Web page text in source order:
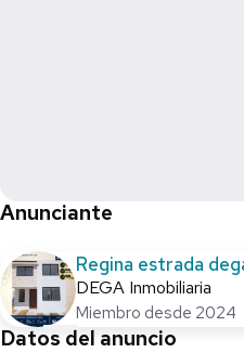
Anunciante
Regina estrada
DEGA Inmobiliaria
Miembro desde 2024
Datos del anuncio